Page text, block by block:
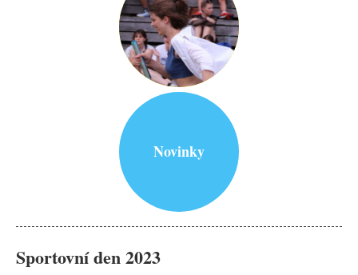
Novinky
Sportovní den 2023